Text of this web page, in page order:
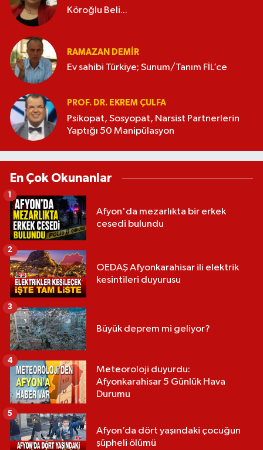
Köroğlu Beli...
RAMAZAN DEMİR
Ev sahibi Türkiye; Sunum/Tanım FİL’ce
PROF. DR. EKREM ÇULFA
Psikopat, Sosyopat, Narsist Partnerlerin
Yaptığı 50 Manipülasyon
En Çok Okunanlar
Afyon'da mezarlıkta bir erkek
cesedi bulundu
1
OEDAŞ Afyonkarahisar ili elektrik
kesintileri duyurusu
2
Büyük deprem mi geliyor?
3
Meteoroloji duyurdu:
Afyonkarahisar 5 Günlük Hava
Durumu
4
Afyon’da dört yaşındaki çocuğun
şüpheli ölümü
5